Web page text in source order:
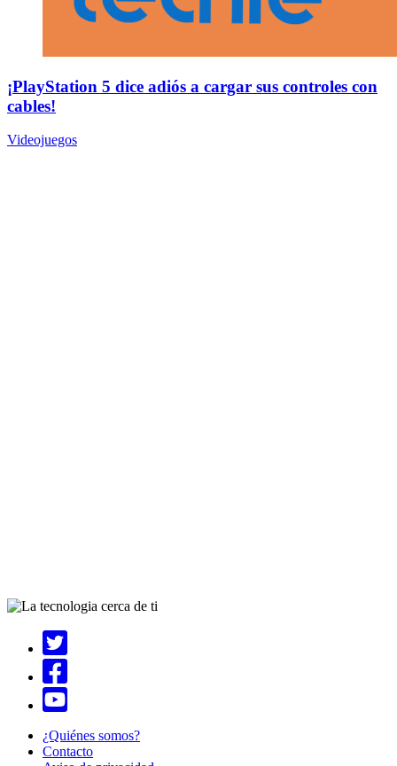
¡PlayStation 5 dice adiós a cargar sus controles con
cables!
Videojuegos
¿Quiénes somos?
Contacto